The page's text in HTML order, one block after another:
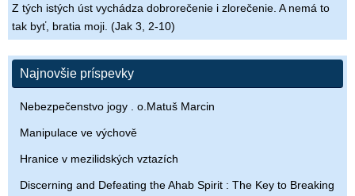
Z tých istých úst vychádza dobrorečenie i zlorečenie. A nemá to
tak byť, bratia moji. (Jak 3, 2-10)
Najnovšie príspevky
Nebezpečenstvo jogy . o.Matuš Marcin
Manipulace ve výchově
Hranice v mezilidských vztazích
Discerning and Defeating the Ahab Spirit : The Key to Breaking